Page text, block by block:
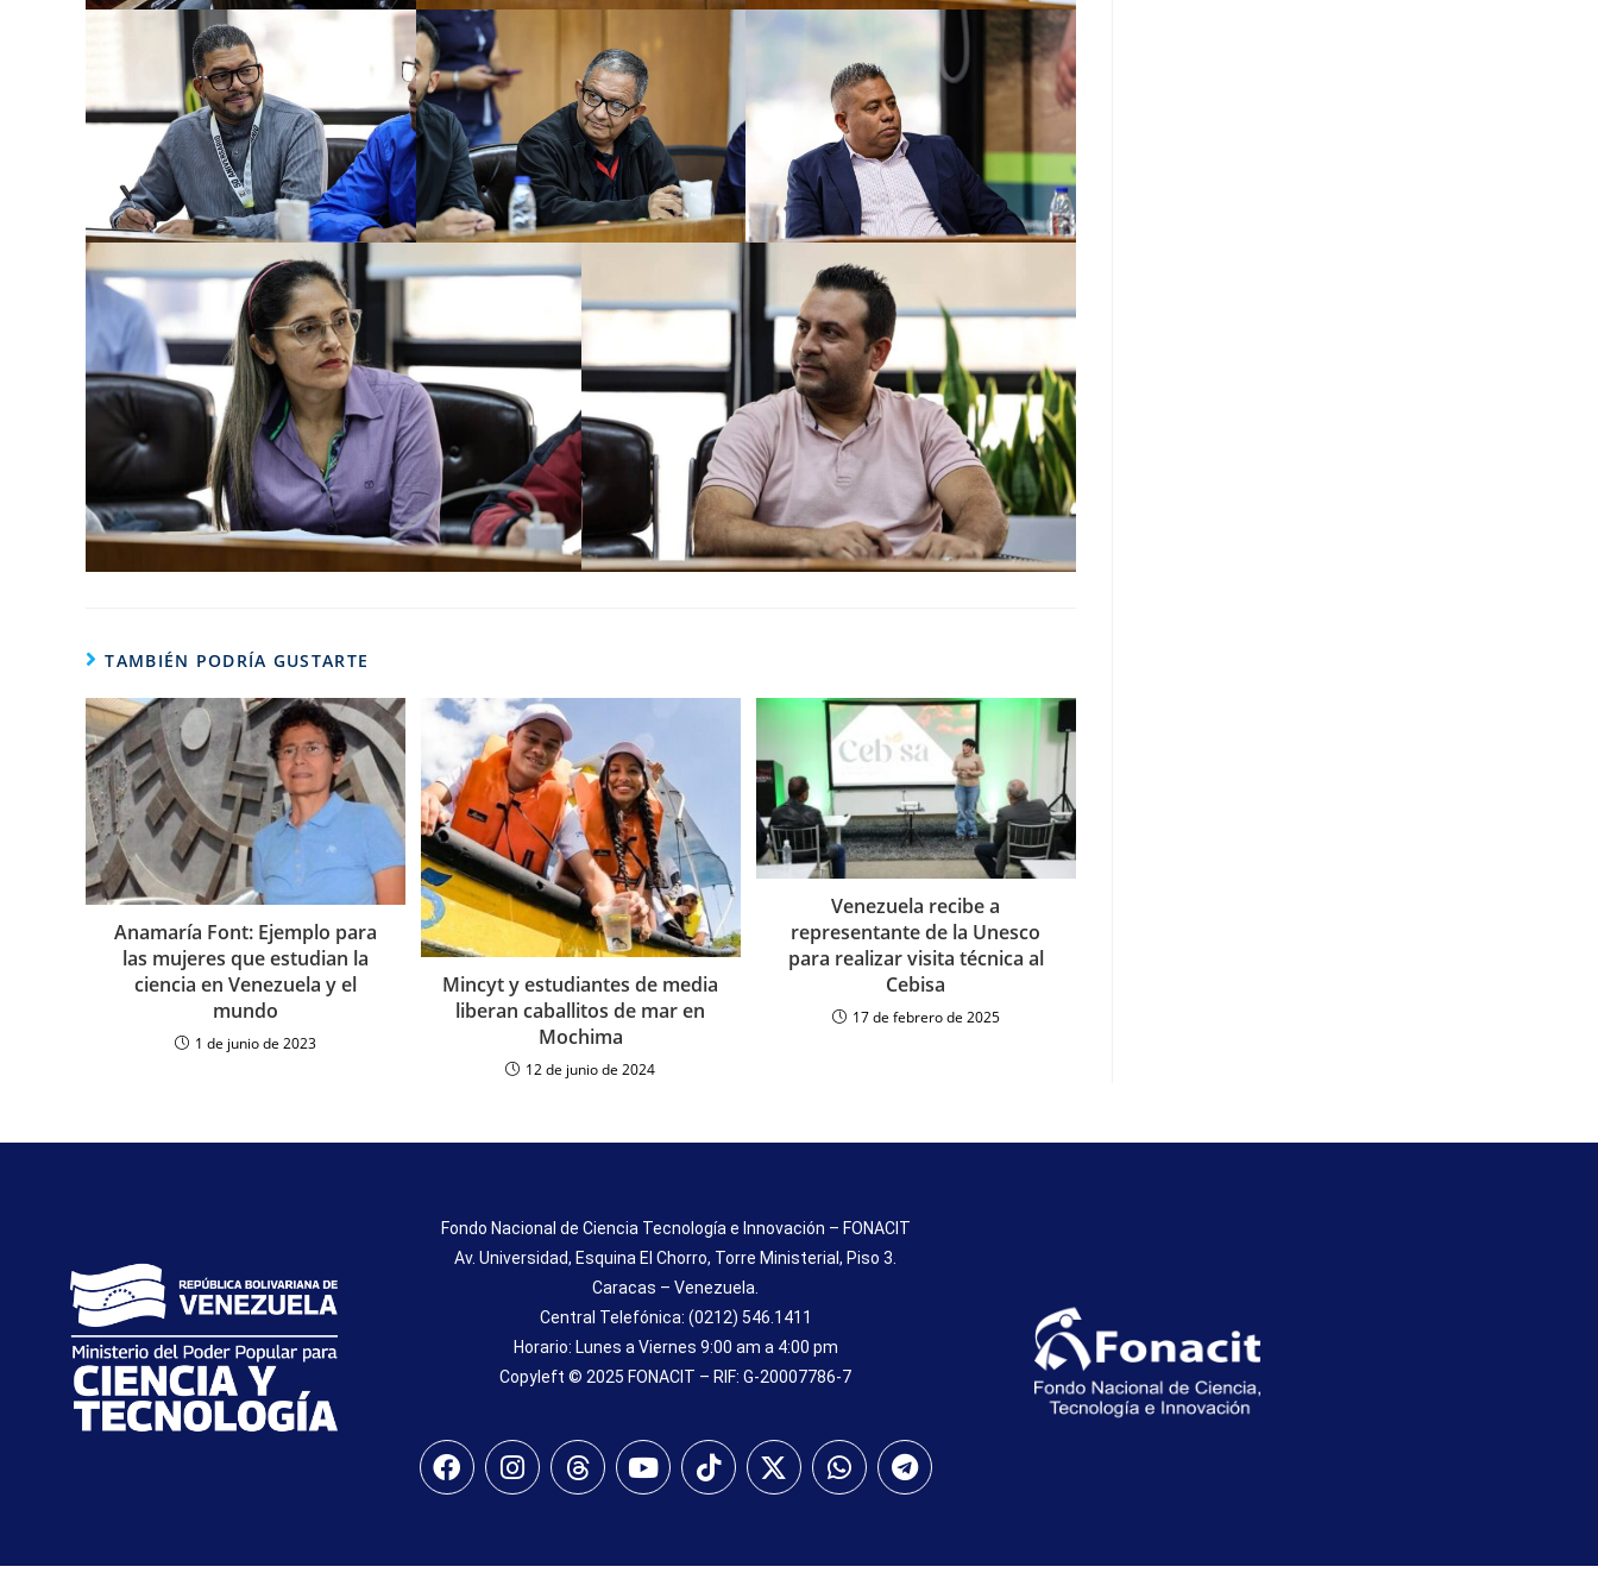
TAMBIÉN PODRÍA GUSTARTE
Anamaría Font: Ejemplo para
las mujeres que estudian la
ciencia en Venezuela y el
mundo
1 de junio de 2023
Mincyt y estudiantes de media
liberan caballitos de mar en
Mochima
12 de junio de 2024
Venezuela recibe a
representante de la Unesco
para realizar visita técnica al
Cebisa
17 de febrero de 2025
Fondo Nacional de Ciencia Tecnología e Innovación – FONACIT
Av. Universidad, Esquina El Chorro, Torre Ministerial, Piso 3.
Caracas – Venezuela.
Central Telefónica: (0212) 546.1411
Horario: Lunes a Viernes 9:00 am a 4:00 pm
Copyleft © 2025 FONACIT – RIF: G-20007786-7